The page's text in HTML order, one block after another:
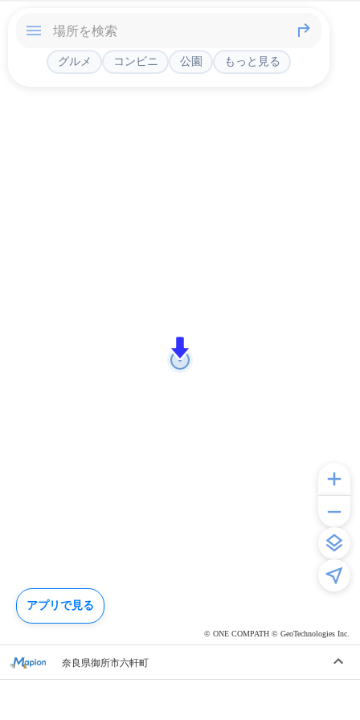
© ONE COMPATH © GeoTechnologies Inc.
グルメ コンビニ 公園 もっと見る
奈良県御所市六軒町
アプリで見る